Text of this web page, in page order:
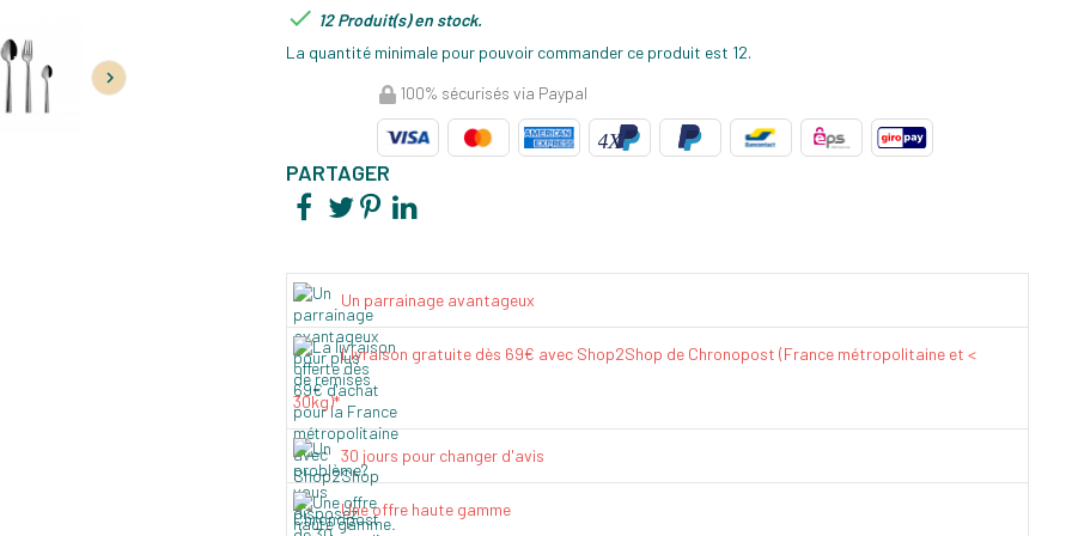

 12 Produit(s) en stock.
La quantité minimale pour pouvoir commander ce produit est 12.
100% sécurisés via Paypal
PARTAGER
Un parrainage avantageux
Livraison gratuite dès 69€ avec Shop2Shop de Chronopost (France métropolitaine et <
30kg)*
30 jours pour changer d'avis
Une offre haute gamme